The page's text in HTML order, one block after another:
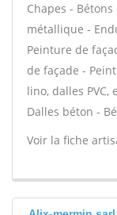
Chapes -
métallique -
Peinture de
de façade -
lino, dalles
Dalles béton -
Voir la fiche